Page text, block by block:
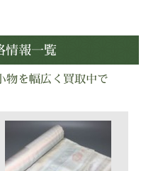
情報一覧
物を幅広く買取中で